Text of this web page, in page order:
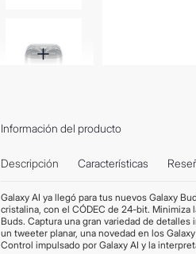
Información del producto
Descripción Características
Galaxy AI ya llegó para tus nuevos Galaxy
cristalina, con el CÓDEC de 24-bit.
Buds. Captura una gran variedad de
un tweeter planar, una novedad en los
Control impulsado por Galaxy AI y la